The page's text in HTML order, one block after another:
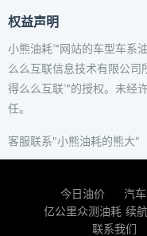
权益声明
小熊油耗™网站的车型车系
么么互联信息技术有限公司
得么么互联™的授权。未经
任。
客服联系"小熊油耗的熊大"
今日油价 汽
亿公里众测油耗 续
联系我们